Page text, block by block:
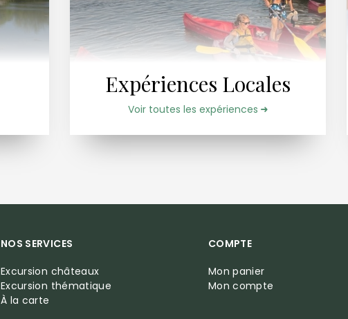
Expériences Locales
Voir toutes les expériences
NOS SERVICES
Excursion châteaux
Excursion thématique
À la carte
COMPTE
Mon panier
Mon compte